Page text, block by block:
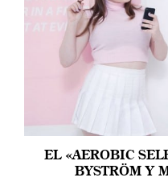
EL «AEROBIC
BYSTRÖM Y